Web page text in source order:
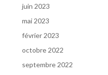
juin 2023
mai 2023
février 2023
octobre 2022
septembre 2022